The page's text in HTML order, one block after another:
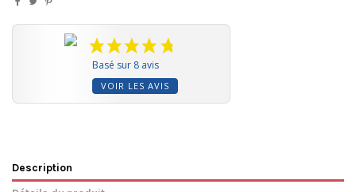
Basé sur 8 avis
VOIR LES AVIS
Description